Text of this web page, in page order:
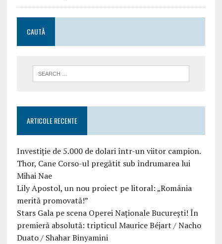
CAUTĂ
ARTICOLE RECENTE
Investiție de 5.000 de dolari într-un viitor campion.
Thor, Cane Corso-ul pregătit sub îndrumarea lui
Mihai Nae
Lily Apostol, un nou proiect pe litoral: „România
merită promovată!”
Stars Gala pe scena Operei Naționale București! În
premieră absolută: tripticul Maurice Béjart / Nacho
Duato / Shahar Binyamini